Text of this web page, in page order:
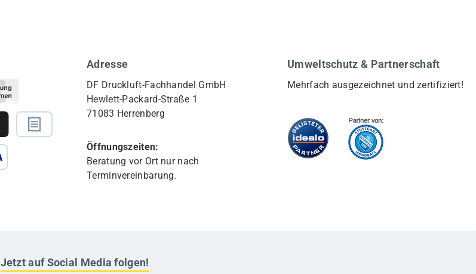
Adresse
DF Druckluft-Fachhandel GmbH
Hewlett-Packard-Straße 1
71083 Herrenberg
Öffnungszeiten:
Beratung vor Ort nur nach
Terminvereinbarung.
Umweltschutz & Partnerschaft
Mehrfach ausgezeichnet und zertifiziert!
Jetzt auf Social Media folgen!